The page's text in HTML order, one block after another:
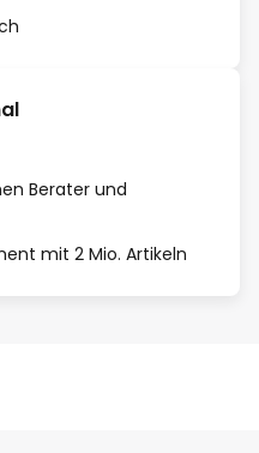
Berater und
mit 2 Mio. Artikeln